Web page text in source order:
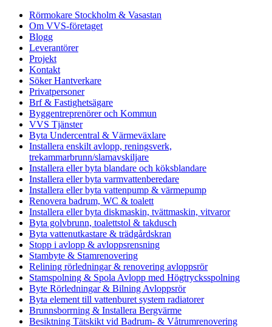
Rörmokare Stockholm & Vasastan
Om VVS-företaget
Blogg
Leverantörer
Projekt
Kontakt
Söker Hantverkare
Privatpersoner
Brf & Fastighetsägare
Byggentreprenörer och Kommun
VVS Tjänster
Byta Undercentral & Värmeväxlare
Installera enskilt avlopp, reningsverk,
trekammarbrunn/slamavskiljare
Installera eller byta blandare och köksblandare
Installera eller byta varmvattenberedare
Installera eller byta vattenpump & värmepump
Renovera badrum, WC & toalett
Installera eller byta diskmaskin, tvättmaskin, vitvaror
Byta golvbrunn, toalettstol & takdusch
Byta vattenutkastare & trädgårdskran
Stopp i avlopp & avloppsrensning
Stambyte & Stamrenovering
Relining rörledningar & renovering avloppsrör
Stamspolning & Spola Avlopp med Högtrycksspolning
Byte Rörledningar & Bilning Avloppsrör
Byta element till vattenburet system radiatorer
Brunnsborrning & Installera Bergvärme
Besiktning Tätskikt vid Badrum- & Våtrumrenovering